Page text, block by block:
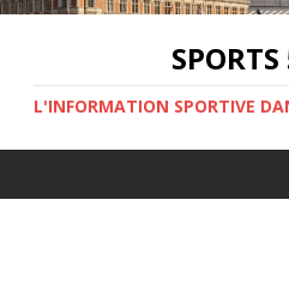
L'INFORMATION SPORTIVE